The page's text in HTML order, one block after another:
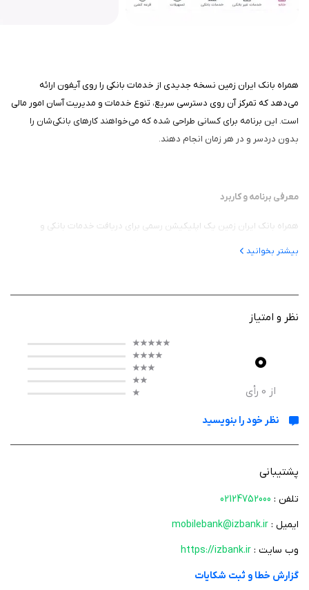
همراه بانک ایران زمین نسخه جدیدی از خدمات بانکی را روی آیفون ارائه
می‌دهد که تمرکز آن روی دسترسی سریع، تنوع خدمات و مدیریت آسان امور مالی
است. این برنامه برای کسانی طراحی شده که می‌خواهند کارهای بانکی‌شان را
بدون دردسر و در هر زمان انجام دهند.
معرفی برنامه و کاربرد
همراه بانک ایران زمین یک اپلیکیشن رسمی برای دریافت خدمات بانکی و
محیط امن و قابل‌اعتماد در دسترس است.
عملکرد برنامه
برای استفاده از همراه بانک، ابتدا باید حساب یا سپرده خود را افتتاح کرده و
خدمات به‌صورت مرحله‌ای و شفاف در اختیار شما قرار می‌گیرد. رابط کاربری ساده
امکان انتقال وجه کارت به کارت بین بانک‌های مختلف
مدیریت و مشاهده انتقال‌های وجه مستمر و دسته‌ای
بیشتر بخوانید
نظر و امتیاز
0
از 0 رأی
نظر خود را بنویسید
پشتیبانی
تلفن : 02124752000
ایمیل : mobilebank@izbank.ir
وب سایت : https://izbank.ir
گزارش خطا و ثبت شکایات